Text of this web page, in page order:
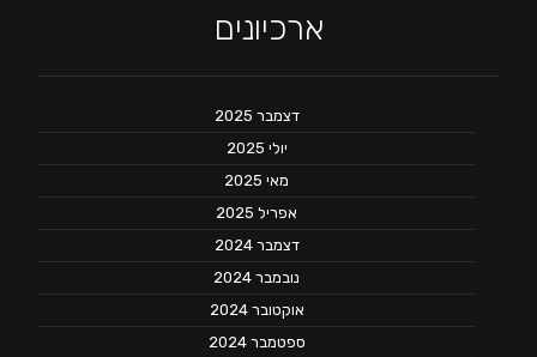
ארכיונים
דצמבר 2025
יולי 2025
מאי 2025
אפריל 2025
דצמבר 2024
נובמבר 2024
אוקטובר 2024
ספטמבר 2024